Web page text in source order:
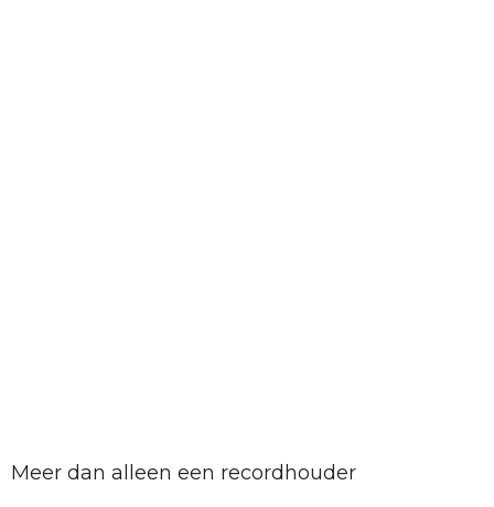
Meer dan alleen een recordhouder